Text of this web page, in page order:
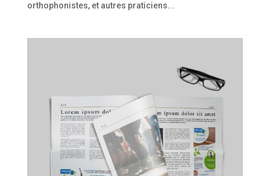
orthophonistes, et autres praticiens...